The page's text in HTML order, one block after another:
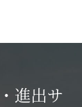
進出サ